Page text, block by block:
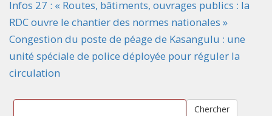
Infos 27 : « Routes, bâtiments, ouvrages publics : la
RDC ouvre le chantier des normes nationales »
Congestion du poste de péage de Kasangulu : une
unité spéciale de police déployée pour réguler la
circulation
Chercher